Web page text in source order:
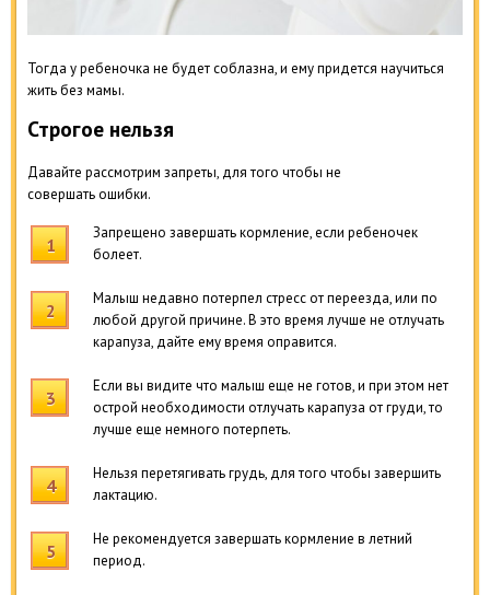
Тогда у ребеночка не будет соблазна, и ему придется научиться
жить без мамы.
Строгое нельзя
Давайте рассмотрим запреты, для того чтобы не
совершать ошибки.
Запрещено завершать кормление, если ребеночек
болеет.
Малыш недавно потерпел стресс от переезда, или по
любой другой причине. В это время лучше не отлучать
карапуза, дайте ему время оправится.
Если вы видите что малыш еще не готов, и при этом нет
острой необходимости отлучать карапуза от груди, то
лучше еще немного потерпеть.
Нельзя перетягивать грудь, для того чтобы завершить
лактацию.
Не рекомендуется завершать кормление в летний
период.